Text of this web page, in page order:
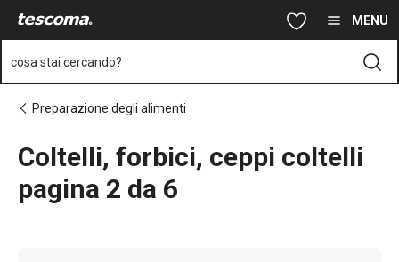
Vai al contenuto principale MENU
cosa stai cercando?
Preparazione degli alimenti
Coltelli, forbici, ceppi coltelli
pagina 2 da 6